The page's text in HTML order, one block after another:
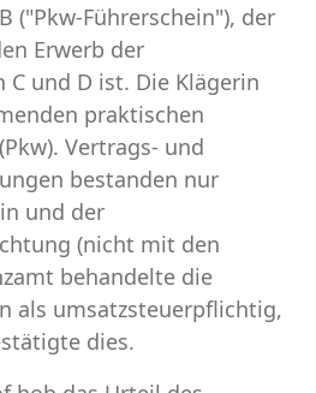
("Pkw-Führerschein"), der
Erwerb der
C und D ist. Die Klägerin
praktischen
Vertrags- und
bestanden nur
und der
(nicht mit den
behandelte die
als umsatzsteuerpflichtig,
dies.